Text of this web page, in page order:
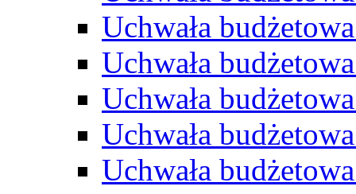
Uchwała
Uchwała
Uchwała
Uchwała
Uchwała